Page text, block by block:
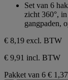
sterren.
Set van 6
zicht 360°,
gangpaden,
€ 8,19 excl. BTW
€ 9,91 incl. BTW
Pakket van 6 €